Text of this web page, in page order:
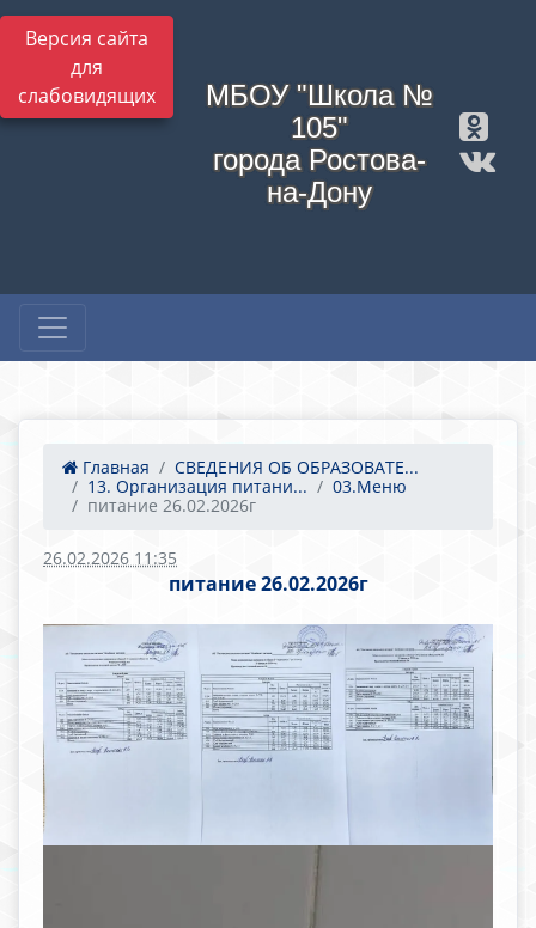
Версия сайта
для
слабовидящих
МБОУ "Школа №
105"
города Ростова-
на-Дону
Главная
СВЕДЕНИЯ ОБ ОБРАЗОВАТЕ...
13. Организация питани...
03.Меню
питание 26.02.2026г
26.02.2026 11:35
питание 26.02.2026г